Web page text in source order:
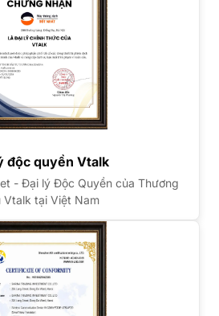
độc quyền Vtalk
- Đại lý Độc Quyền của Thương
Vtalk tại Việt Nam